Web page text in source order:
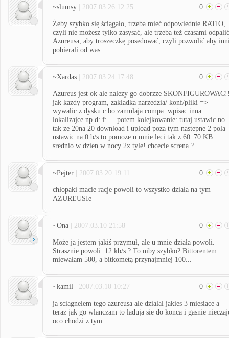
~slumsy | 2007.03.26 12:25 0
Żeby szybko się ściągało, trzeba mieć odpowiednie RATIO,
czyli nie możesz tylko zasysać, ale trzeba też czasami odpalić
Azureusa, aby troszeczkę posedować, czyli pozwolić aby
pobierali od was
~Xardas | 2007.03.24 17:48 0
Azureus jest ok ale nalezy go dobrzze
jak kazdy program, zakladka narzedzia/ konf/pliki =>
wywalic z dysku c bo zamulaja compa. wpisac inna
lokalizajce np d: f: ... potem kolejkowanie: tutaj ustawic no
tak ze 20na 20 download i upload poza tym nastepne 2 pola
ustawic na 0 b/s to pomoze u mnie leci tak z 60_70 KB
srednio w dzien w nocy 2x tyle! chcecie screna ?
~Pejter | 2007.03.20 19:11 0
chłopaki macie racje powoli to wszystko działa na tym
AZUREUSIe
~Ona | 2007.03.10 21:58 0
Może ja jestem jakiś przymuł, ale u mnie działa powoli.
Strasznie powoli. 12 kb/s ? To niby szybko? Bittorentem
miewałam 500, a bitkometą przynajmniej 100...
~kamil | 2007.03.10 10:27 0
ja sciagnelem tego azureusa ale dzialal jakies 3 miesiace a
teraz jak go wlanczam to laduja sie do konca i gasnie
oco chodzi z tym